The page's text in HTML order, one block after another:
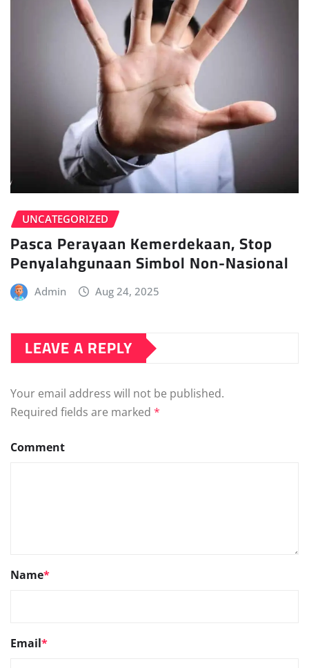
UNCATEGORIZED
Pasca Perayaan Kemerdekaan, Stop
Penyalahgunaan Simbol Non-Nasional
Admin Aug 24, 2025
LEAVE A REPLY
Your email address will not be published.
Required fields are marked *
Comment
Name*
Email*